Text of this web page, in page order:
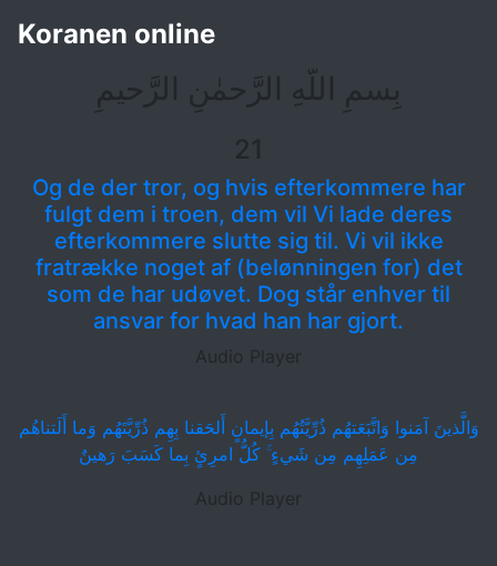
Koranen online
Koranen 52. Bjerget الطور
بِسمِ اللَّهِ الرَّحمٰنِ الرَّحيمِ
21
Og de der tror, og hvis efterkommere har
fulgt dem i troen, dem vil Vi lade deres
efterkommere slutte sig til. Vi vil ikke
fratrække noget af (belønningen for) det
som de har udøvet. Dog står enhver til
ansvar for hvad han har gjort.
Audio Player
وَالَّذينَ آمَنوا وَاتَّبَعَتهُم ذُرِّيَّتُهُم بِإيمانٍ أَلحَقنا بِهِم ذُرِّيَّتَهُم وَما أَلَتناهُم
مِن عَمَلِهِم مِن شَيءٍ ۚ كُلُّ امرِئٍ بِما كَسَبَ رَهينٌ
Audio Player